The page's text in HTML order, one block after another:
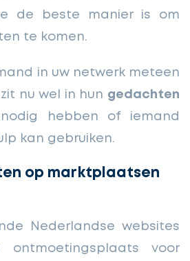
de beste manier is om
te komen.
in uw netwerk meteen
nu wel in hun gedachten
hebben of iemand
kan gebruiken.
op marktplaatsen
Nederlandse websites
voor